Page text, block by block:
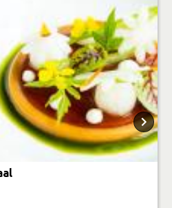
elektrische fietsen te huren,
Hotel Villa Ruimzicht
cooking ontbijt
Restaurant Lokaal
ons restaurant Bar & Bites
van de Achterhoek
fietsroutes